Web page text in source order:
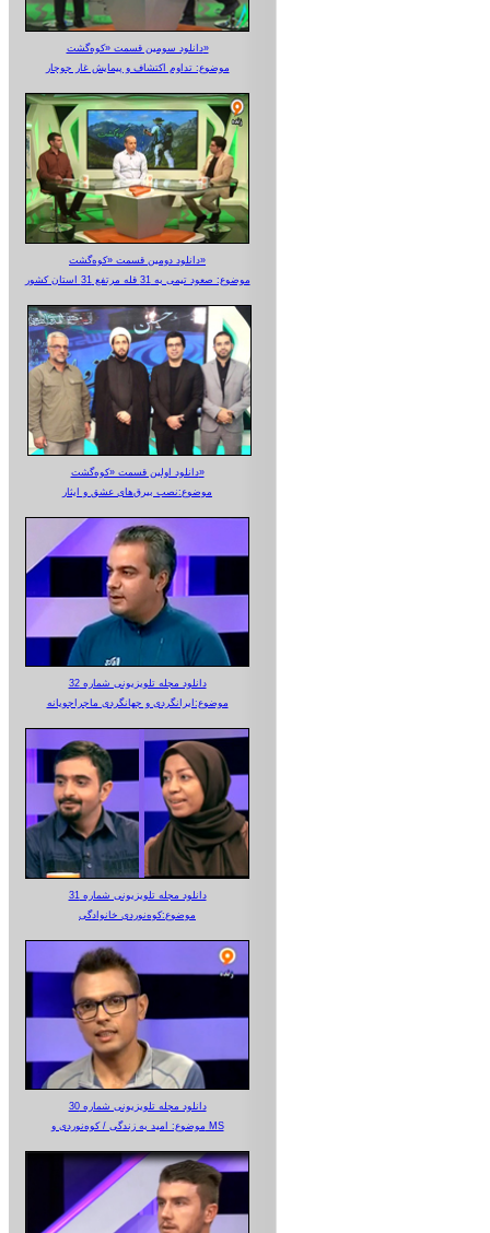
دانلود سومین قسمت «کوه‌گشت»
موضوع: تداوم اکتشاف و پیمایش غار جوجار
دانلود دومین قسمت «کوه‌گشت»
موضوع: صعود تیمی به 31 قله مرتفع 31 استان کشور
دانلود اولین قسمت «کوه‌گشت»
موضوع:نصب بیرق‌های عشق و ایثار
دانلود مجله تلویزیونی شماره 32
موضوع:ایرانگردی و جهانگردی ماجراجویانه
دانلود مجله تلویزیونی شماره 31
موضوع:کوه‌نوردی خانوادگی
دانلود مجله تلویزیونی شماره 30
موضوع: امید به زندگی / کوه‌نوردی و MS